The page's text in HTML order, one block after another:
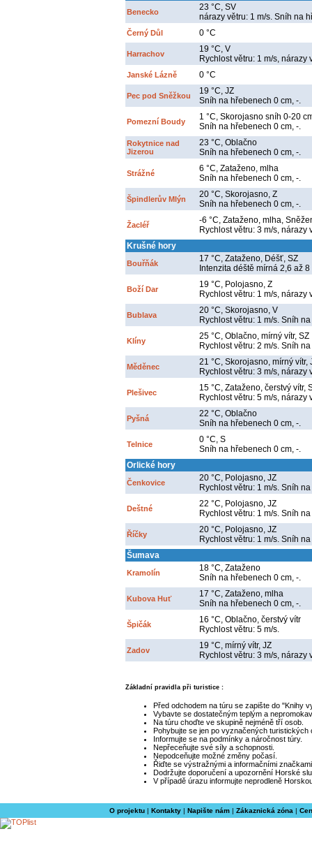
Benecko
23 °C, SV
nárazy větru: 1 m/s. Sníh na
Černý Důl 0 °C
Harrachov
19 °C, V
Rychlost větru: 1 m/s, nárazy
Janské Lázně 0 °C
Pec pod Sněžkou
19 °C, JZ
Sníh na hřebenech 0 cm, -.
Pomezní Boudy
1 °C, Skorojasno sníh 0-20
Sníh na hřebenech 0 cm, -.
Rokytnice nad
Jizerou
23 °C, Oblačno
Sníh na hřebenech 0 cm, -.
Strážné
6 °C, Zataženo, mlha
Sníh na hřebenech 0 cm, -.
Špindlerův Mlýn
20 °C, Skorojasno, Z
Sníh na hřebenech 0 cm, -.
Žacléř
-6 °C, Zataženo, mlha,
Rychlost větru: 3 m/s, nárazy
Krušné hory
Bouřňák
17 °C, Zataženo, Déšť, SZ
Intenzita déště mírná 2,6 až
Boží Dar
19 °C, Polojasno, Z
Rychlost větru: 1 m/s, nárazy
Bublava
20 °C, Skorojasno, V
Rychlost větru: 1 m/s. Sníh
Klíny
25 °C, Oblačno, mírný vítr, SZ
Rychlost větru: 2 m/s. Sníh
Měděnec
21 °C, Skorojasno, mírný vítr,
Rychlost větru: 3 m/s, nárazy
Plešivec
15 °C, Zataženo, čerstvý vítr,
Rychlost větru: 5 m/s, nárazy
Pyšná
22 °C, Oblačno
Sníh na hřebenech 0 cm, -.
Telnice
0 °C, S
Sníh na hřebenech 0 cm, -.
Orlické hory
Čenkovice
20 °C, Polojasno, JZ
Rychlost větru: 1 m/s. Sníh
Deštné
22 °C, Polojasno, JZ
Rychlost větru: 1 m/s. Sníh
Říčky
20 °C, Polojasno, JZ
Rychlost větru: 1 m/s. Sníh
Šumava
Kramolín
18 °C, Zataženo
Sníh na hřebenech 0 cm, -.
Kubova Huť
17 °C, Zataženo, mlha
Sníh na hřebenech 0 cm, -.
Špičák
16 °C, Oblačno, čerstvý vítr
Rychlost větru: 5 m/s.
Zadov
19 °C, mírný vítr, JZ
Rychlost větru: 3 m/s, nárazy
Základní pravidla při turistice :
Před odchodem na túru se zapište do "Knihy
Vybavte se dostatečným teplým a
Na túru choďte ve skupině nejméně tří osob.
Pohybujte se jen po vyznačených
Informujte se na podmínky a náročnost túry.
Nepřeceňujte své síly a schopnosti.
Nepodceňujte možné změny počasí.
Řiďte se výstražnými a informačními
Dodržujte doporučení a upozornění Horské
V případě úrazu informujte neprodleně
O projektu| Kontakty| Napište nám| Zákaznická zóna |